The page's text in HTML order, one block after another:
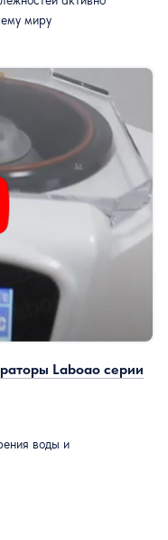
миру
Laboao серии
воды и